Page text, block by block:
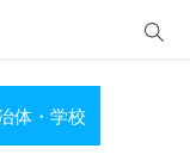
体・学校